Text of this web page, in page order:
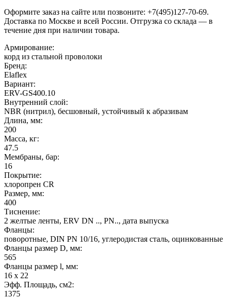
Оформите заказ на сайте или позвоните: +7(495)127-70-69.
Доставка по Москве и всей России. Отгрузка со склада — в
течение дня при наличии товара.
Армирование:
корд из стальной проволоки
Бренд:
Elaflex
Вариант:
ERV-GS400.10
Внутренний слой:
NBR (нитрил), бесшовный, устойчивый к абразивам
Длина, мм:
200
Масса, кг:
47.5
Мембраны, бар:
16
Покрытие:
хлоропрен CR
Размер, мм:
400
Тиснение:
2 желтые ленты, ERV DN .., PN.., дата выпуска
Фланцы:
поворотные, DIN PN 10/16, углеродистая сталь, оцинкованные
Фланцы размер D, мм:
565
Фланцы размер l, мм:
16 x 22
Эфф. Площадь, см2:
1375